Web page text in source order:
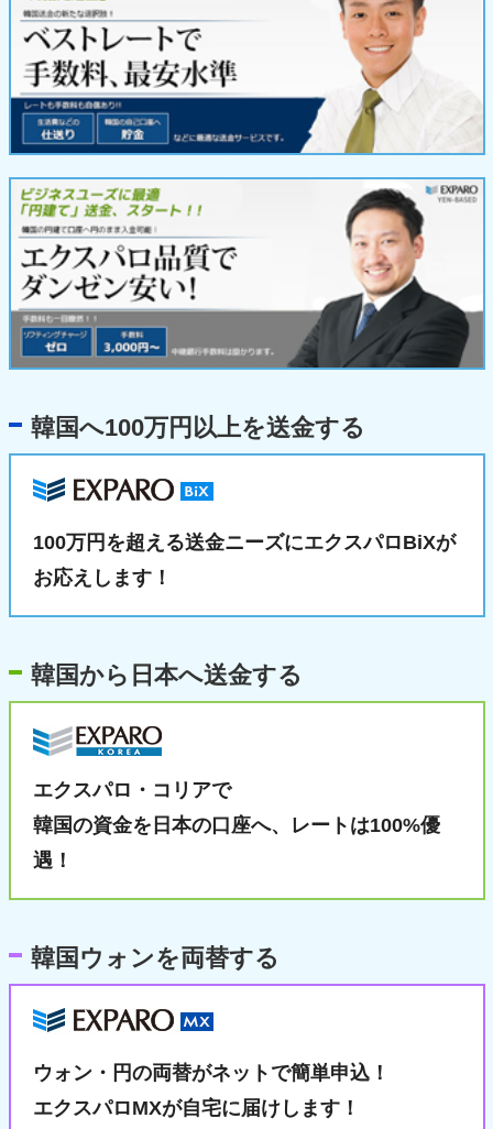
韓国へ100万円以上を送金する
100万円を超える送金ニーズにエクスパロBiXが
お応えします！
韓国から日本へ送金する
エクスパロ・コリアで
韓国の資金を日本の口座へ、
レートは100%優
遇！
韓国ウォンを両替する
ウォン・円の両替がネットで簡単申込！
エクスパロMXが自宅に届けします！